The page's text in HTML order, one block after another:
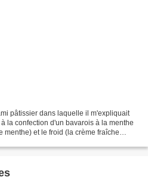
pâtissier dans laquelle il m'expliquait
la confection d'un bavarois à la menthe
menthe) et le froid (la crème fraîche